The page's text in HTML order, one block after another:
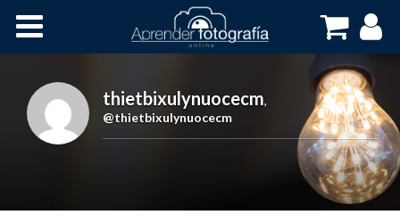
Cursos OnLine
thietbixulynuocecm,
@thietbixulynuocecm